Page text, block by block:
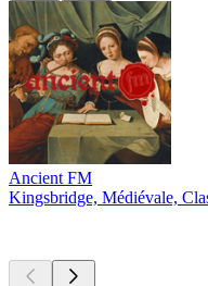
Ancient FM
Kingsbridge, Médiévale,